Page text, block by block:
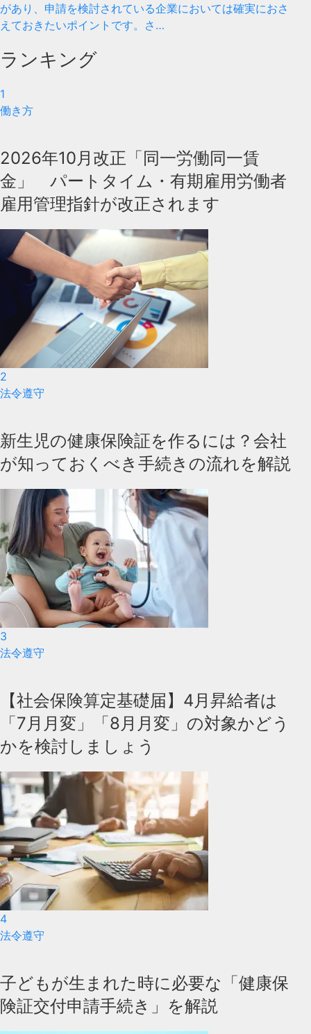
があり、申請を検討されている企業においては確実におさ
えておきたいポイントです。さ…
ランキング
1
働き方
2026年10月改正「同一労働同一賃
金」 パートタイム・有期雇用労働者
雇用管理指針が改正されます
2
法令遵守
新生児の健康保険証を作るには？会社
が知っておくべき手続きの流れを解説
3
法令遵守
【社会保険算定基礎届】4月昇給者は
「7月月変」「8月月変」の対象かどう
かを検討しましょう
4
法令遵守
子どもが生まれた時に必要な「健康保
険証交付申請手続き」を解説